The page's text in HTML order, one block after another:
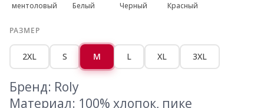
ментоловый Белый Черный Красный
РАЗМЕР
2XL S M L XL 3XL
Бренд: Roly
Материал: 100% хлопок, пике